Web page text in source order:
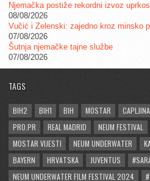
Njemačka postiže rekordni izvoz
08/08/2026
Vučić i Zelenski: zajedno kroz minsko
07/08/2026
Šutnja njemačke tajne službe
07/08/2026
TAGS
BIH2 BIH1 BIH MOSTAR CAPLJINA
PRO.PR
REAL MADRID NEUM FESTIVAL
MOSTAR VIJESTI
NEUM UNDERWATER
BAYERN
HRVATSKA JUVENTUS
NEUM UNDERWATER FILM FESTIVAL 2024